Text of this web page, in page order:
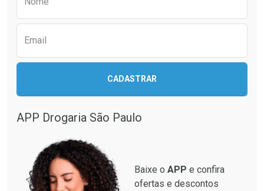
Email
CADASTRAR
APP Drogaria São Paulo
Baixe o APP e confira
ofertas e descontos